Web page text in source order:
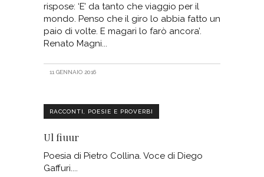
rispose: ‘E’ da tanto che viaggio per il
mondo. Penso che il giro lo abbia fatto un
paio di volte. E magari lo farò ancora’.
Renato Magni
11 GENNAIO 2016
RACCONTI, POESIE E PROVERBI
Ul fiuur
Poesia di Pietro Collina. Voce di Diego
Gaffuri.